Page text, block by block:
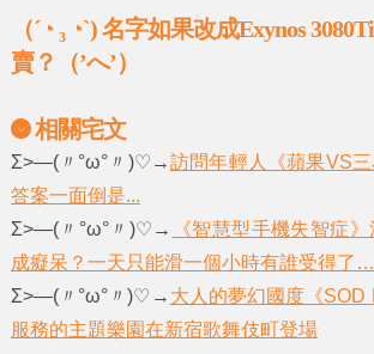
（´◔ ₃ ◔`) 名字如果改成Exynos
賣？（’へ’）
相關宅文
Σ>―(〃°ω°〃)♡→訪問年輕人《蘋果VS
答案一面倒是...
Σ>―(〃°ω°〃)♡→
《智慧型手機失智症
成癡呆？一天只能滑一個小時有誰受得了
Σ>―(〃°ω°〃)♡→ 大人的夢幻國度《SOD
服務的主題樂園在新宿歌舞伎町登場